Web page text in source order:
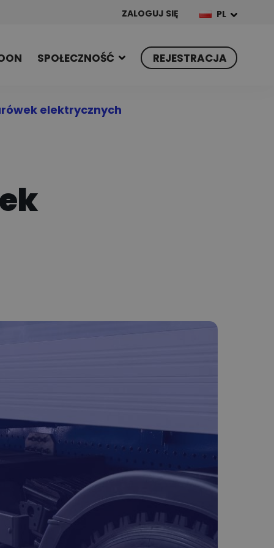
ZALOGUJ SIĘ PL
SPOŁECZNOŚĆ REJESTRACJA
elektrycznych